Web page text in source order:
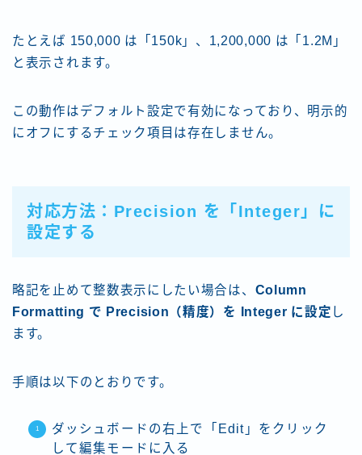
たとえば 150,000 は「150k」、1,200,000 は「1.2M」
と表示されます。
この動作はデフォルト設定で有効になっており、明示的
にオフにするチェック項目は存在しません。
対応方法：Precision を「Integer」に
設定する
略記を止めて整数表示にしたい場合は、 Column
Formatting で Precision（精度）を Integer に設定 し
ます。
手順は以下のとおりです。
ダッシュボードの右上で「Edit」をクリック
して編集モードに入る